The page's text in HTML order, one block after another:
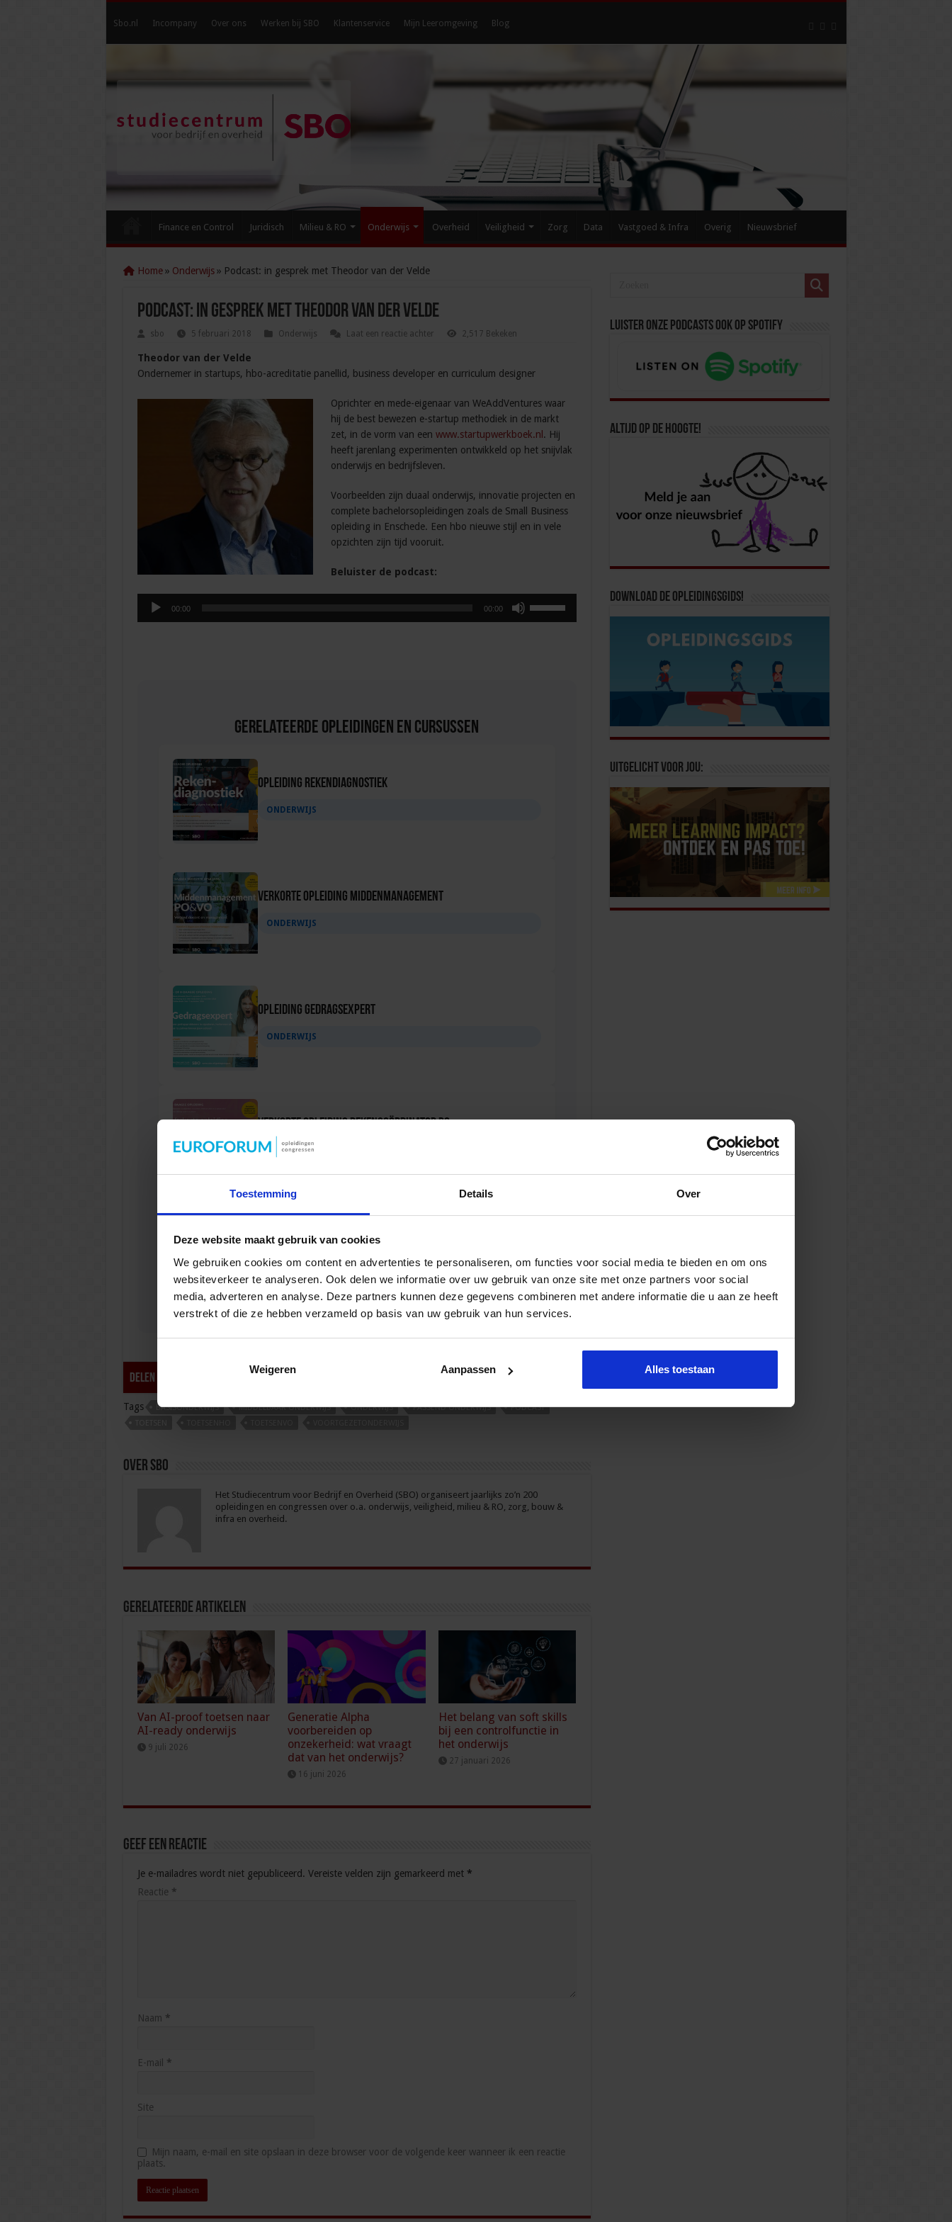
Toestemming Details Over
Deze website maakt gebruik van cookies
We gebruiken cookies om content en advertenties te personaliseren, om functies voor social media te bieden en om ons
websiteverkeer te analyseren. Ook delen we informatie over uw gebruik van onze site met onze partners voor social
media, adverteren en analyse. Deze partners kunnen deze gegevens combineren met andere informatie die u aan ze heeft
verstrekt of die ze hebben verzameld op basis van uw gebruik van hun services.
Weigeren Aanpassen Alles toestaan
Sbo.nl Incompany Over ons Werken bij SBO Klantenservice Mijn Leeromgeving Blog
Finance en Control Juridisch Milieu & RO Onderwijs Overheid Veiligheid Zorg Data Vastgoed & Infra Overig Nieuwsbrief
Home » Onderwijs » Podcast: in gesprek met Theodor van der Velde
Podcast: in gesprek met Theodor van der Velde
sbo 5 februari 2018 Onderwijs Laat een reactie achter 2,517 Bekeken
Theodor van der Velde
Ondernemer in startups, hbo-acreditatie panellid, business developer en curriculum designer
Oprichter en mede-eigenaar van WeAddVentures waar
hij de best bewezen e-startup methodiek in de markt
zet, in de vorm van een www.startupwerkboek.nl . Hij
heeft jarenlang experimenten ontwikkeld op het snijvlak
onderwijs en bedrijfsleven.
Voorbeelden zijn duaal onderwijs, innovatie projecten en
complete bachelorsopleidingen zoals de Small Business
opleiding in Enschede. Een hbo nieuwe stijl en in vele
opzichten zijn tijd vooruit.
Beluister de podcast:
Audiospeler
00:00 00:00
Gerelateerde Opleidingen en Cursussen
Opleiding Rekendiagnostiek
ONDERWIJS
Verkorte opleiding Middenmanagement
ONDERWIJS
Opleiding Gedragsexpert
ONDERWIJS
Verkorte opleiding Rekencoördinator PO
ONDERWIJS
Verkorte opleiding voor de Intern Begeleider
ONDERWIJS
Delen
Tags BASISONDERWIJS MIDDELBAAR ONDERWIJS ONDERWIJS PASSEND ONDERWIJS
PODCAST
Over sbo
Het Studiecentrum voor Bedrijf en Overheid (SBO) organiseert jaarlijks zo’n 200
opleidingen en congressen over o.a. onderwijs, veiligheid, milieu & RO, zorg, bouw &
infra en overheid.
Gerelateerde Artikelen
Van AI-proof toetsen naar
AI-ready onderwijs
9 juli 2026
Generatie Alpha
voorbereiden op
onzekerheid: wat vraagt
dat van het onderwijs?
16 juni 2026
Het belang van soft skills
bij een controlfunctie in
het onderwijs
27 januari 2026
Geef een reactie
Je e-mailadres wordt niet gepubliceerd. Vereiste velden zijn gemarkeerd met *
Reactie *
Naam *
E-mail *
Site
Mijn naam, e-mail en site opslaan in deze browser voor de volgende keer wanneer ik een reactie
plaats.
Luister onze podcasts ook op spotify
Altijd op de hoogte!
Download de opleidingsgids!
Uitgelicht voor jou: